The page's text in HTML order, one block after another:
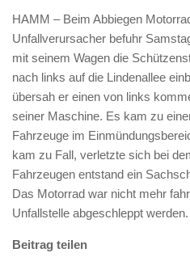
HAMM – Beim Abbiegen
Unfallverursacher befuhr
mit seinem Wagen die
nach links auf die Lindenallee
übersah er einen von links
seiner Maschine. Es kam zu
Fahrzeuge im
kam zu Fall, verletzte sich bei
Fahrzeugen entstand ein
Das Motorrad war nicht mehr
Unfallstelle abgeschleppt werden.
Beitrag teilen